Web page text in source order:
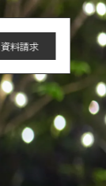
資料請求